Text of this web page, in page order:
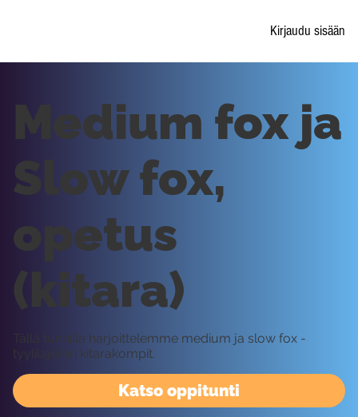
Kirjaudu sisään
Katso oppitunti
Medium fox ja
Slow fox,
opetus
(kitara)
Tällä tunnilla harjoittelemme medium ja slow fox -
tyylilajeihin kitarakompit.